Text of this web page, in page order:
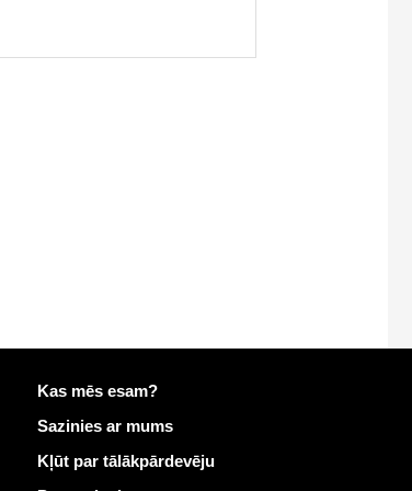
Vairāk informācijas vietnē Mailo
Kas mēs esam?
Sazinies ar mums
Kļūt par tālākpārdevēju